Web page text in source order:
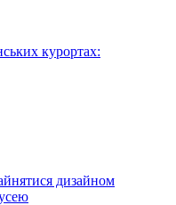
курортах:
дизайном